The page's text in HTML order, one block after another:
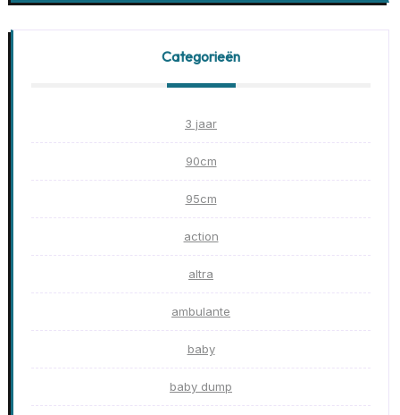
Categorieën
3 jaar
90cm
95cm
action
altra
ambulante
baby
baby dump